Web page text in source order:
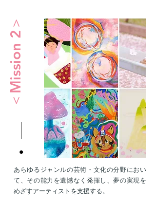
＜Mission 2＞
あらゆるジャンルの芸術・文化の分野におい
て、その能力を遺憾なく発揮し、夢の実現を
めざすアーティストを支援する。